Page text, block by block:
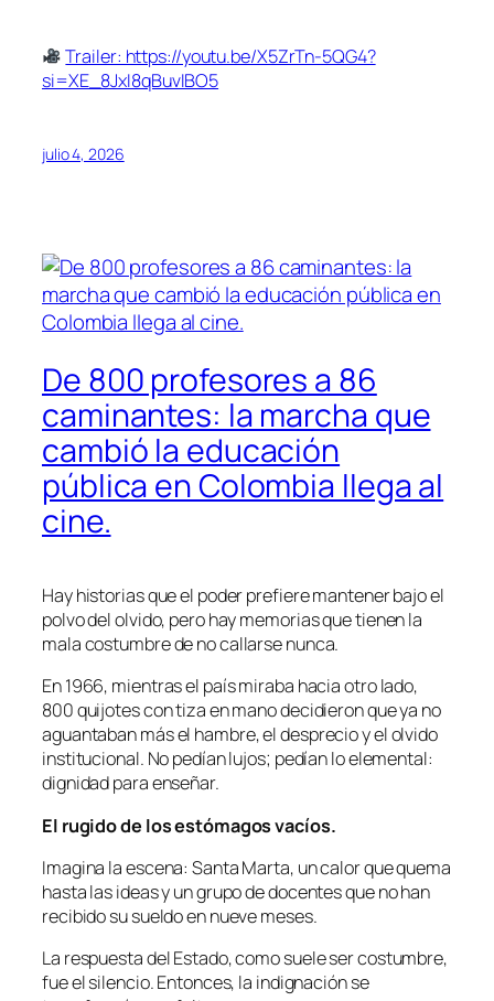
Trailer: https://youtu.be/X5ZrTn-5QG4?
si=XE_8JxI8qBuvIBO5
julio 4, 2026
De 800 profesores a 86
caminantes: la marcha que
cambió la educación
pública en Colombia llega al
cine.
Hay historias que el poder prefiere mantener bajo el
polvo del olvido, pero hay memorias que tienen la
mala costumbre de no callarse nunca.
En 1966, mientras el país miraba hacia otro lado,
800 quijotes con tiza en mano decidieron que ya no
aguantaban más el hambre, el desprecio y el olvido
institucional. No pedían lujos; pedían lo elemental:
dignidad para enseñar.
El rugido de los estómagos vacíos.
Imagina la escena: Santa Marta, un calor que quema
hasta las ideas y un grupo de docentes que no han
recibido su sueldo en nueve meses.
La respuesta del Estado, como suele ser costumbre,
fue el silencio. Entonces, la indignación se